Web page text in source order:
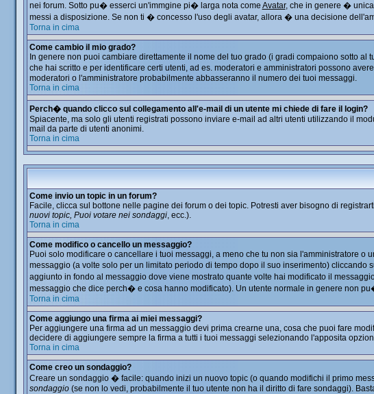
nei forum. Sotto pu� esserci un'immgine pi� larga nota come Avatar, che in genere �
messi a disposizione. Se non ti � concesso l'uso degli avatar, allora � una decisione
Torna in cima
Come cambio il mio grado?
In genere non puoi cambiare direttamente il nome del tuo grado (i gradi compaiono sotto
che hai scritto e per identificare certi utenti, ad es. moderatori e amministratori possono
moderatori o l'amministratore probabilmente abbasseranno il numero dei tuoi messaggi.
Torna in cima
Perch� quando clicco sul collegamento all'e-mail di un utente mi chiede di fare il login?
Spiacente, ma solo gli utenti registrati possono inviare e-mail ad altri utenti utilizzando il
mail da parte di utenti anonimi.
Torna in cima
Come invio un topic in un forum?
Facile, clicca sul bottone nelle pagine dei forum o dei topic. Potresti aver bisogno di
nuovi topic, Puoi votare nei sondaggi, ecc.).
Torna in cima
Come modifico o cancello un messaggio?
Puoi solo modificare o cancellare i tuoi messaggi, a meno che tu non sia l'amministratore
messaggio (a volte solo per un limitato periodo di tempo dopo il suo inserimento) cliccando
aggiunto in fondo al messaggio dove viene mostrato quante volte hai modificato il
messaggio che dice perch� e cosa hanno modificato). Un utente normale in genere non
Torna in cima
Come aggiungo una firma ai miei messaggi?
Per aggiungere una firma ad un messaggio devi prima crearne una, cosa che puoi fare
decidere di aggiungere sempre la firma a tutti i tuoi messaggi selezionando l'apposita
Torna in cima
Come creo un sondaggio?
Creare un sondaggio � facile: quando inizi un nuovo topic (o quando modifichi il primo
sondaggio(se non lo vedi, probabilmente il tuo utente non ha il diritto di fare sondaggi).